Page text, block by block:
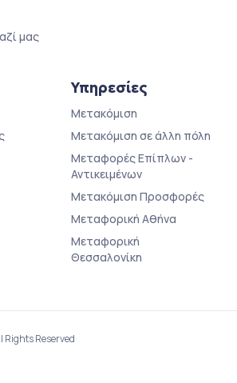
μας
Υπηρεσίες
Μετακόμιση
Μετακόμιση σε άλλη πόλη
Μεταφορές Επίπλων -
Αντικειμένων
Μετακόμιση Προσφορές
Μεταφορική Αθήνα
Μεταφορική
Θεσσαλονίκη
Rights Reserved